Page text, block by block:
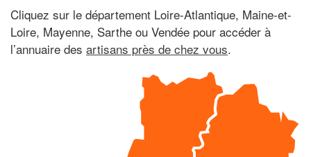
Cliquez sur le département Loire-Atlantique, Maine-et-
Loire, Mayenne, Sarthe ou Vendée pour accéder à
l’annuaire des artisans près de chez vous.